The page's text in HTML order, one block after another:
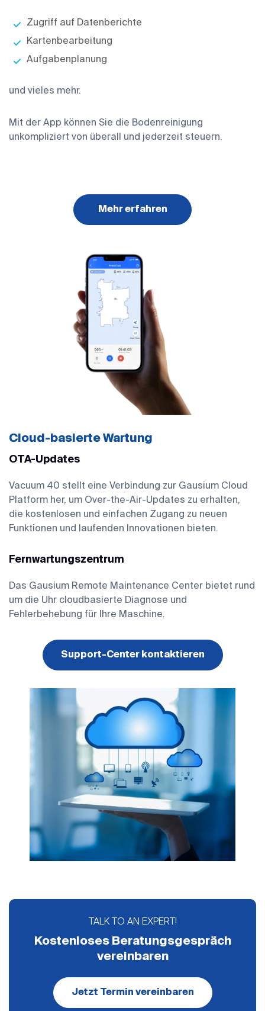
Zugriff auf Datenberichte
Kartenbearbeitung
Aufgabenplanung
und vieles mehr.
Mit der App können Sie die Bodenreinigung
unkompliziert von überall und jederzeit steuern.
Mehr erfahren
Cloud-basierte Wartung
OTA-Updates
Vacuum 40 stellt eine Verbindung zur Gausium Cloud
Platform her, um Over-the-Air-Updates zu erhalten,
die kostenlosen und einfachen Zugang zu neuen
Funktionen und laufenden Innovationen bieten.
Fernwartungszentrum
Das Gausium Remote Maintenance Center bietet rund
um die Uhr cloudbasierte Diagnose und
Fehlerbehebung für Ihre Maschine.
Support-Center kontaktieren
TALK TO AN EXPERT!
Kostenloses Beratungsgespräch
vereinbaren
Jetzt Termin vereinbaren